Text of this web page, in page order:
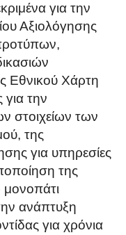
για την
Αξιολόγησης
Εθνικού Χάρτη
την
στοιχείων των
της
για υπηρεσίες
της
μονοπάτι
ανάπτυξη
για χρόνια